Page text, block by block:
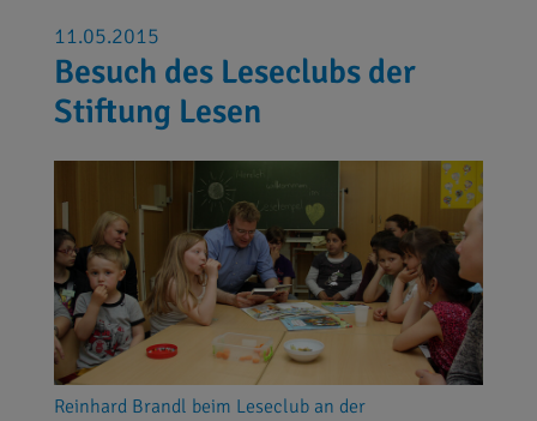
11.05.2015
Besuch des Leseclubs der
Stiftung Lesen
Reinhard Brandl beim Leseclub an der